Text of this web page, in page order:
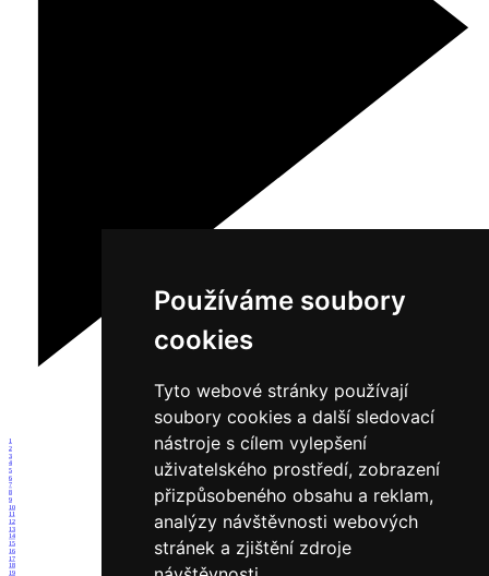
Používáme soubory
cookies
Tyto webové stránky používají
soubory cookies a další sledovací
nástroje s cílem vylepšení
uživatelského prostředí, zobrazení
přizpůsobeného obsahu a reklam,
analýzy návštěvnosti webových
stránek a zjištění zdroje
1
2
3
4
5
6
7
8
9
10
11
12
13
14
15
16
17
18
19